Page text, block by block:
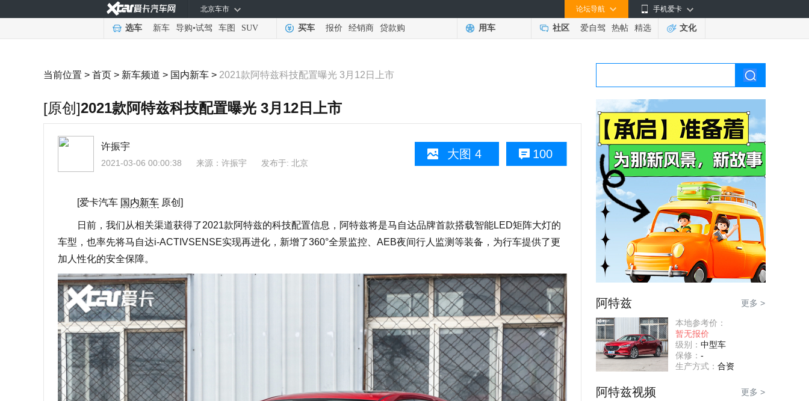
手机爱卡
论坛导航
北京车市
选车 新车 导购•试驾 车图 SUV 买车 报价 经销商 贷款购 用车 社区 爱自驾 热帖 精选 文化
当前位置 > 首页 > 新车频道 > 国内新车 > 2021款阿特兹科技配置曝光 3月12日上市
[原创]2021款阿特兹科技配置曝光 3月12日上市
100
大图 4
许振宇
2021-03-06 00:00:38 来源： 许振宇 发布于: 北京
[爱卡汽车 国内新车 原创]
日前，我们从相关渠道获得了2021款阿特兹的科技配置信息，阿特兹将是马自达品牌首款搭载智能LED矩阵大灯的
车型，也率先将马自达i-ACTIVSENSE实现再进化，新增了360°全景监控、AEB夜间行人监测等装备，为行车提供了更
加人性化的安全保障。
阿特兹 更多 >
本地参考价：
暂无报价
级别： 中型车
保修： -
生产方式： 合资
阿特兹视频 更多 >